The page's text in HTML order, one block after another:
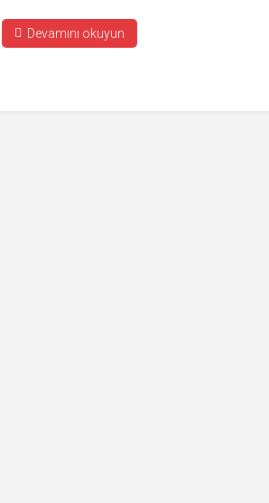
Devamını okuyun